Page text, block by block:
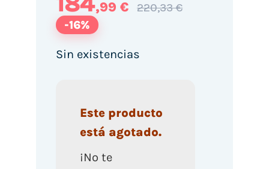
,99 € 220,33 €
-16%
Sin existencias
Este producto
está agotado.
¡No te